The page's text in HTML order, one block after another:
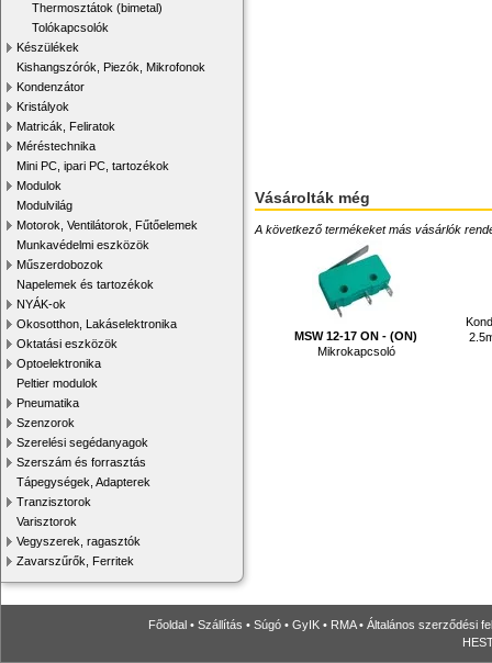
Thermosztátok (bimetal)
Tolókapcsolók
Készülékek
Kishangszórók, Piezók, Mikrofonok
Kondenzátor
Kristályok
Matricák, Feliratok
Méréstechnika
Mini PC, ipari PC, tartozékok
Modulok
Modulvilág
Motorok, Ventilátorok, Fűtőelemek
Munkavédelmi eszközök
Műszerdobozok
Napelemek és tartozékok
NYÁK-ok
Okosotthon, Lakáselektronika
Oktatási eszközök
Optoelektronika
Peltier modulok
Pneumatika
Szenzorok
Szerelési segédanyagok
Szerszám és forrasztás
Tápegységek, Adapterek
Tranzisztorok
Varisztorok
Vegyszerek, ragasztók
Zavarszűrők, Ferritek
Vásárolták még
A következő termékeket más vásárlók
MSW 12-17 ON - (ON)
Mikrokapcsoló
Főoldal • Szállítás • Súgó • GyIK • RMA• Általános szerződési